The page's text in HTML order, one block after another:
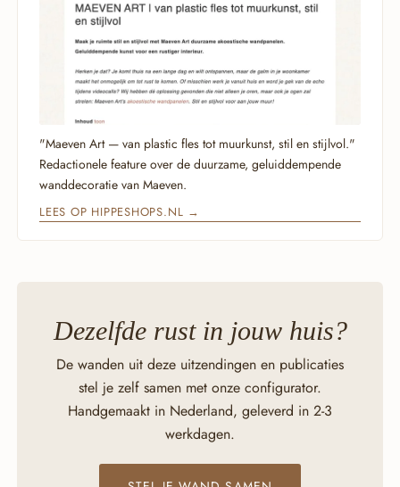
"Maeven Art — van plastic fles tot muurkunst, stil en stijlvol."
Redactionele feature over de duurzame, geluiddempende
wanddecoratie van Maeven.
LEES OP HIPPESHOPS.NL →
Dezelfde rust in jouwhuis?
De wanden uit deze uitzendingen en publicaties
stel je zelf samen met onze configurator.
Handgemaakt in Nederland, geleverd in 2-3
werkdagen.